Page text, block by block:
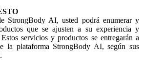
StrongBody AI, usted podrá enumerar y
que se ajusten a su experiencia y
servicios y productos se entregarán a
la plataforma StrongBody AI, según sus